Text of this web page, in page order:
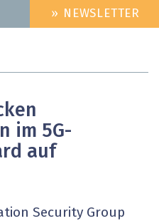
HEADER
MENU
» NEWSLETTER
im 5G-
auf
Security Group